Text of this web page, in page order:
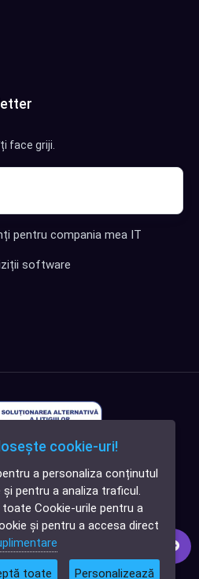
✕
Cauți o aplicație
software?
face griji.
pentru compania mea IT
software
cookie-uri!
a personaliza conținutul
pentru a analiza traficul.
Cookie-urile pentru a
și pentru a accesa direct
toate Personalizează